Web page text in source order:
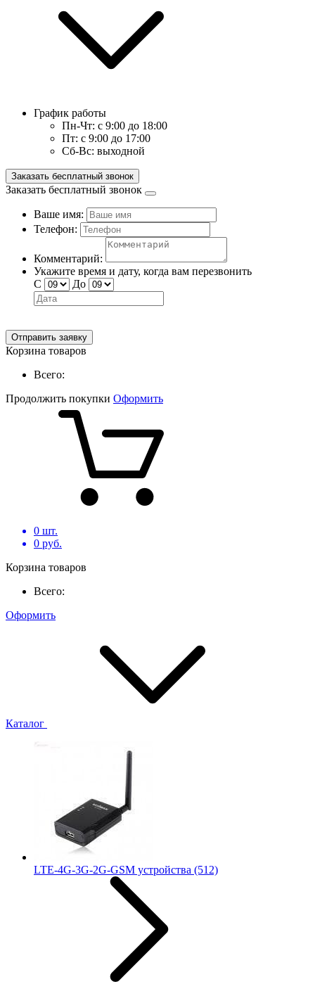
График работы
Пн-Чт: с 9:00 до 18:00
Пт: с 9:00 до 17:00
Сб-Вс: выходной
Заказать бесплатный звонок
Заказать бесплатный звонок
Ваше имя:
Телефон:
Комментарий:
Укажите время и дату, когда вам перезвонить
С
До
Отправить заявку
Корзина товаров
Всего:
Продолжить покупки Оформить
0 шт.
0 руб.
Корзина товаров
Всего:
Оформить
Каталог
LTE-4G-3G-2G-GSM устройства (512)